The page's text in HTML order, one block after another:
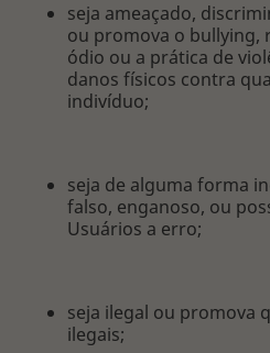
seja ameaçado,
ou promova o bullying,
ódio ou a prática de
danos físicos contra
indivíduo;
seja de alguma forma
falso, enganoso, ou
Usuários a erro;
seja ilegal ou promova
ilegais;